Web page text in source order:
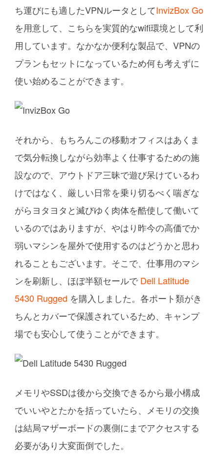
ち運びにも適したVPNルータとしてInvizBox Go
を用意して、こちらを実質的なwifi環境として利
用しています。なかなか便利な製品で、VPNの
プランもセットになっているため何も考えずに
使い始めることができます。
それから、もちろんこの移動オフィスはあくま
で気分転換しながら効率よく仕事するための施
設なので、アウトドア三昧で遊び呆けているわ
けではなく、厳しい日常を乗り切るべく喘ぎな
がらヨタヨタと滅びゆく肉体を酷使して働いて
いるのではありますが、やはり昨今の高価でか
弱いマシンを屋外で使用するのはどうかと思わ
れることもございます。そこで、仕事用のマシ
ンを刷新し、ほぼ半額セールでDell Latitude
5430 Rugged を購入しました。各ポート類がき
ちんとカバーで保護されているため、キャンプ
場でも安心して使うことができます。
メモリやSSDは後から交換できるから最小構成
でいいやとたかを括っていたら、メモリの交換
は結局マザーボードの裏側にまでアクセスする
必要があり大変面倒でした。